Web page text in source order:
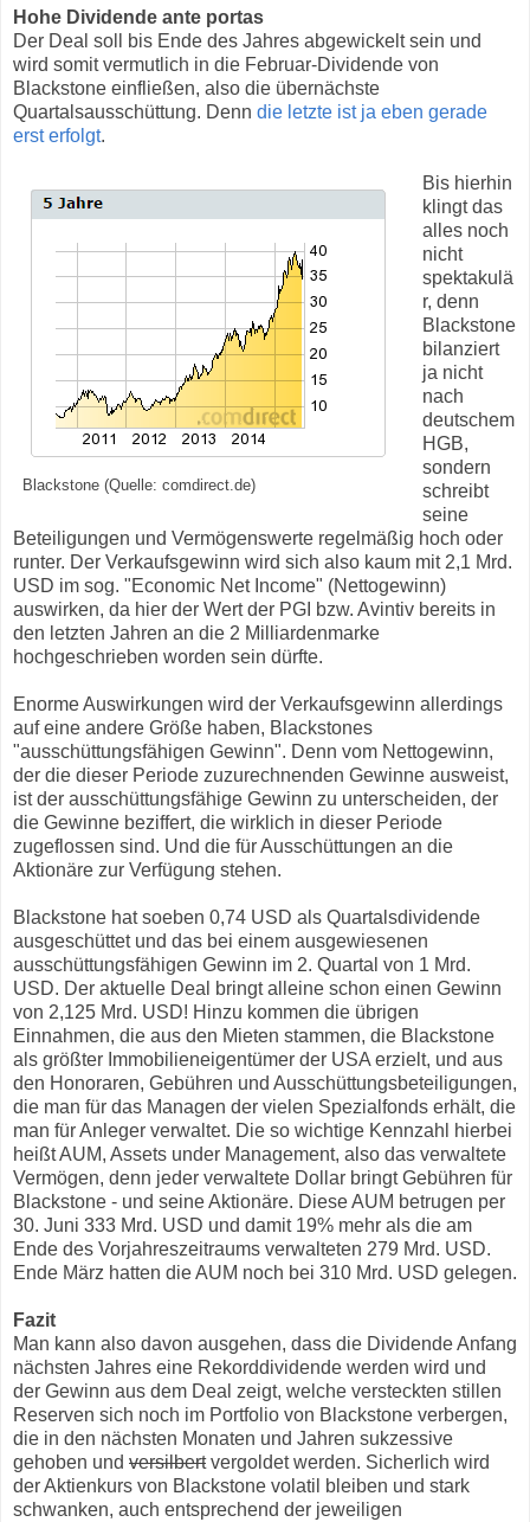
Hohe Dividende ante portas
Der Deal soll bis Ende des Jahres abgewickelt sein und
wird somit vermutlich in die Februar-Dividende von
Blackstone einfließen, also die übernächste
Quartalsausschüttung. Denn die letzte ist ja eben gerade
erst erfolgt.
Blackstone (Quelle: comdirect.de)
Bis hierhin
klingt das
alles noch
nicht
spektakulä
r, denn
Blackstone
bilanziert
ja nicht
nach
deutschem
HGB,
sondern
schreibt
seine
Beteiligungen und Vermögenswerte regelmäßig hoch oder
runter. Der Verkaufsgewinn wird sich also kaum mit 2,1 Mrd.
USD im sog. "Economic Net Income" (Nettogewinn)
auswirken, da hier der Wert der PGI bzw. Avintiv bereits in
den letzten Jahren an die 2 Milliardenmarke
hochgeschrieben worden sein dürfte.
Enorme Auswirkungen wird der Verkaufsgewinn allerdings
auf eine andere Größe haben, Blackstones
"ausschüttungsfähigen Gewinn". Denn vom Nettogewinn,
der die dieser Periode zuzurechnenden Gewinne ausweist,
ist der ausschüttungsfähige Gewinn zu unterscheiden, der
die Gewinne beziffert, die wirklich in dieser Periode
zugeflossen sind. Und die für Ausschüttungen an die
Aktionäre zur Verfügung stehen.
Blackstone hat soeben 0,74 USD als Quartalsdividende
ausgeschüttet und das bei einem ausgewiesenen
ausschüttungsfähigen Gewinn im 2. Quartal von 1 Mrd.
USD. Der aktuelle Deal bringt alleine schon einen Gewinn
von 2,125 Mrd. USD! Hinzu kommen die übrigen
Einnahmen, die aus den Mieten stammen, die Blackstone
als größter Immobilieneigentümer der USA erzielt, und aus
den Honoraren, Gebühren und Ausschüttungsbeteiligungen,
die man für das Managen der vielen Spezialfonds erhält, die
man für Anleger verwaltet. Die so wichtige Kennzahl hierbei
heißt AUM, Assets under Management, also das verwaltete
Vermögen, denn jeder verwaltete Dollar bringt Gebühren für
Blackstone - und seine Aktionäre. Diese AUM betrugen per
30. Juni 333 Mrd. USD und damit 19% mehr als die am
Ende des Vorjahreszeitraums verwalteten 279 Mrd. USD.
Ende März hatten die AUM noch bei 310 Mrd. USD gelegen.
Fazit
Man kann also davon ausgehen, dass die Dividende Anfang
nächsten Jahres eine Rekorddividende werden wird und
der Gewinn aus dem Deal zeigt, welche versteckten stillen
Reserven sich noch im Portfolio von Blackstone verbergen,
die in den nächsten Monaten und Jahren sukzessive
gehoben und versilbertvergoldet werden. Sicherlich wird
der Aktienkurs von Blackstone volatil bleiben und stark
schwanken, auch entsprechend der jeweiligen